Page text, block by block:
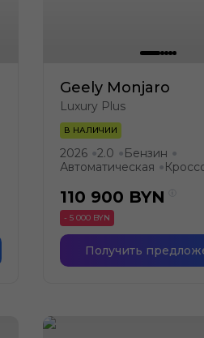
Geely Monjaro
Luxury Plus
В НАЛИЧИИ
2026 ●2.0 ● Бензин ●
Автоматическая ●
110 900 BYN
- 5 000 BYN
Получить